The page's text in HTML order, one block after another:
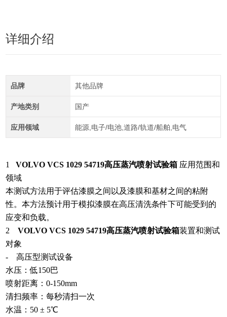
详细介绍
品牌 其他品牌
产地类别 国产
应用领域 能源,电子/电池,道路/轨道/船舶,电气
1VOLVO VCS 1029 54719高压蒸汽喷射试验箱 应用范围和
领域
本测试方法用于评估漆膜之间以及漆膜和基材之间的粘附
性。本方法预计用于模拟漆膜在高压清洗条件下可能受到的
应变和负载。
2
VOLVO VCS 1029 54719高压蒸汽喷射试验箱装置和测试
对象
- 高压型测试设备
水压：低150巴
喷射距离：0-150mm
清扫频率：每秒清扫一次
水温： 50 ± 5℃